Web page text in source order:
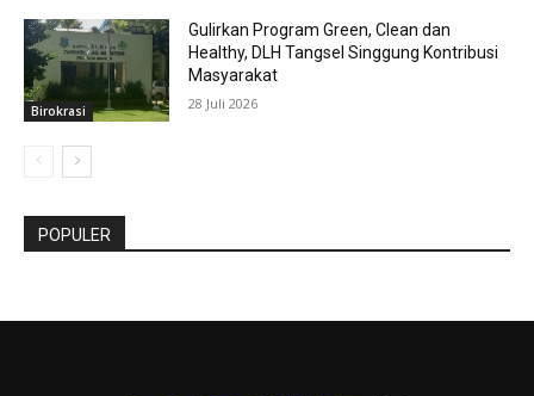
Birokrasi
Gulirkan Program Green, Clean dan
Healthy, DLH Tangsel Singgung Kontribusi
Masyarakat
28 Juli 2026
POPULER